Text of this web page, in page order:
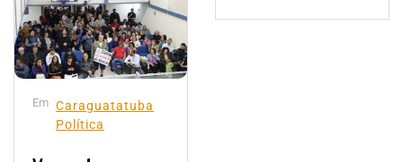
Em Caraguatatuba
Política